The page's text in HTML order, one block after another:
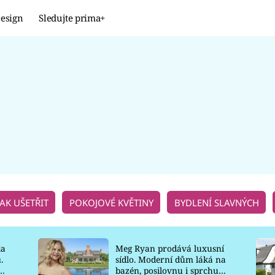
Sledujte prima+
UŠETŘIT POKOJOVÉ KVĚTINY BYDLENÍ SLAVNÝCH
Meg Ryan prodává luxusní
sídlo. Moderní dům láká na
bazén, posilovnu i sprchu